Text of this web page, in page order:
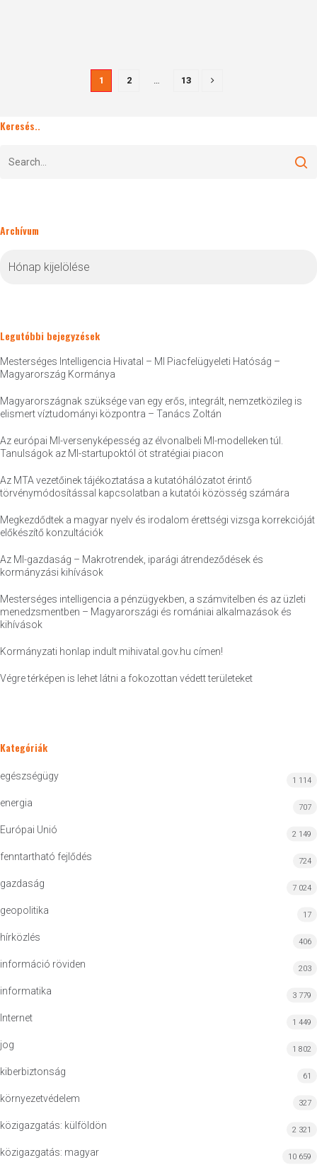
1 2 … 13
Keresés..
Archívum
Legutóbbi bejegyzések
Mesterséges Intelligencia Hivatal – MI Piacfelügyeleti Hatóság –
Magyarország Kormánya
Magyarországnak szüksége van egy erős, integrált, nemzetközileg is
elismert víztudományi központra – Tanács Zoltán
Az európai MI-versenyképesség az élvonalbeli MI-modelleken túl.
Tanulságok az MI-startupoktól öt stratégiai piacon
Az MTA vezetőinek tájékoztatása a kutatóhálózatot érintő
törvénymódosítással kapcsolatban a kutatói közösség számára
Megkezdődtek a magyar nyelv és irodalom érettségi vizsga korrekcióját
előkészítő konzultációk
Az MI-gazdaság – Makrotrendek, iparági átrendeződések és
kormányzási kihívások
Mesterséges intelligencia a pénzügyekben, a számvitelben és az üzleti
menedzsmentben – Magyarországi és romániai alkalmazások és
kihívások
Kormányzati honlap indult mihivatal.gov.hu címen!
Végre térképen is lehet látni a fokozottan védett területeket
Kategóriák
egészségügy 1 114
energia 707
Európai Unió 2 149
fenntartható fejlődés 724
gazdaság 7 024
geopolitika 17
hírközlés 406
információ röviden 203
informatika 3 779
Internet 1 449
jog 1 802
kiberbiztonság 61
környezetvédelem 327
közigazgatás: külföldön 2 321
közigazgatás: magyar 10 659